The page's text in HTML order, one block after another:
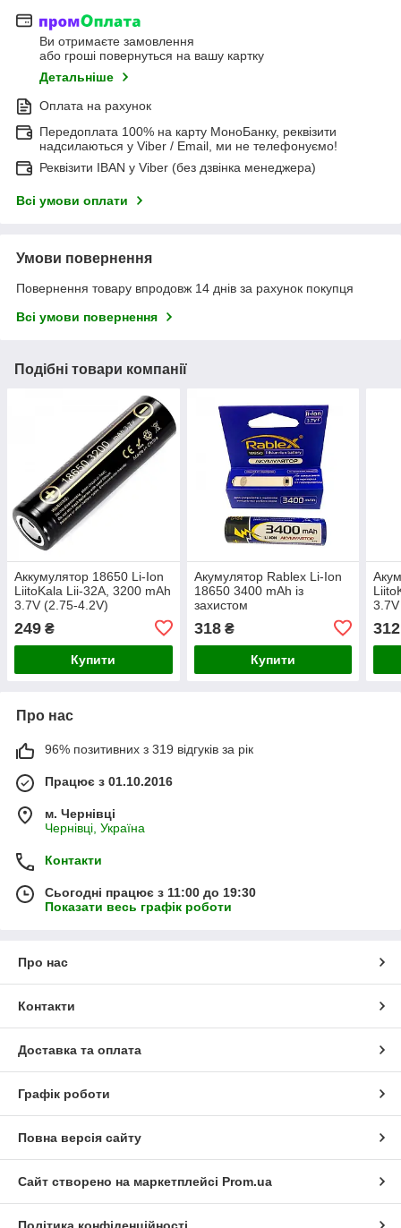
Ви отримаєте замовлення
або гроші повернуться на вашу картку
Детальніше
Оплата на рахунок
Передоплата 100% на карту МоноБанку, реквізити
надсилаються у Viber / Email, ми не телефонуємо!
Реквізити IBAN у Viber (без дзвінка менеджера)
Всі умови оплати
Умови повернення
Повернення товару впродовж 14 днів за рахунок покупця
Всі умови повернення
Подібні товари компанії
Аккумулятор 18650 Li-Ion
LiitoKala Lii-32A, 3200 mAh
3.7V (2.75-4.2V)
249 ₴
Купити
Акумулятор Rablex Li-Ion
18650 3400 mAh із
захистом
318₴
Купити
312
Про нас
96% позитивних з 319 відгуків за рік
Працює з 01.10.2016
м. Чернівці
Чернівці, Україна
Контакти
Сьогодні працює з 11:00 до 19:30
Показати весь графік роботи
Про нас
Контакти
Доставка та оплата
Графік роботи
Повна версія сайту
Сайт створено на маркетплейсі Prom.ua
Політика конфіденційності